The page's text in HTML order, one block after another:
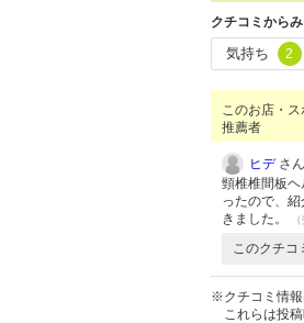
クチコミから
気持ち 2
このお店・
推薦者
ヒデさ
頸椎椎間板
ったので、
きました。
このクチコ
※クチコミ情報
これらは投